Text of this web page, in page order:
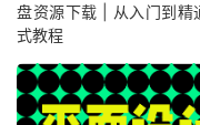
盘资源下载 | 从入门到精
式教程